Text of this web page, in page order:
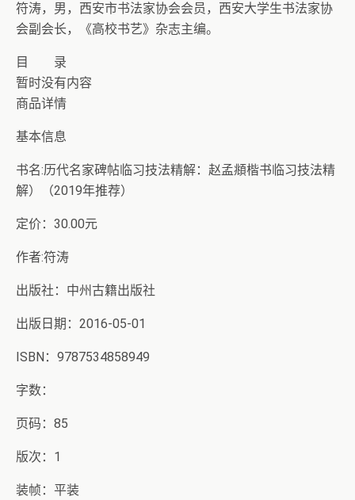
符涛，男，西安市书法家协会会员，西安大学生书法家协
会副会长，《高校书艺》杂志主编。
目 录
暂时没有内容
商品详情
基本信息
书名:历代名家碑帖临习技法精解：赵孟頫楷书临习技法精
解）（2019年推荐）
定价：30.00元
作者:符涛
出版社：中州古籍出版社
出版日期：2016-05-01
ISBN：9787534858949
字数：
页码：85
版次：1
装帧：平装